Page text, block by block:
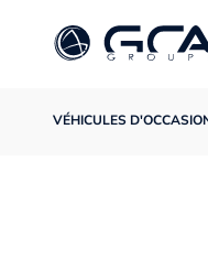
VÉHICULES